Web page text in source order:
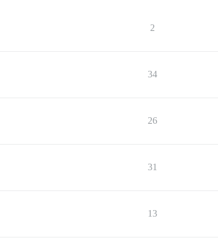
2
34
26
31
13